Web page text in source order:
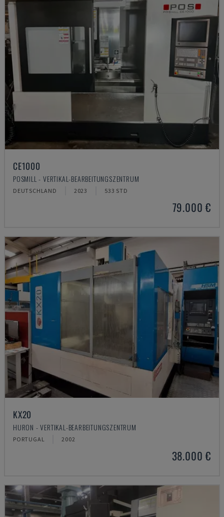
CE1000
POSMILL - VERTIKAL-BEARBEITUNGSZENTRUM
DEUTSCHLAND 2023 533 STD
79.000 €
KX20
HURON - VERTIKAL-BEARBEITUNGSZENTRUM
PORTUGAL 2002
38.000 €